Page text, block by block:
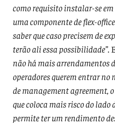
como requisito instalar-se
uma componente de flex-
saber que caso precisem de
terão ali essa possibilidade”.
não há mais arrendamentos
operadores querem entrar no
de management agreement,
que coloca mais risco do lado
permite ter um rendimento